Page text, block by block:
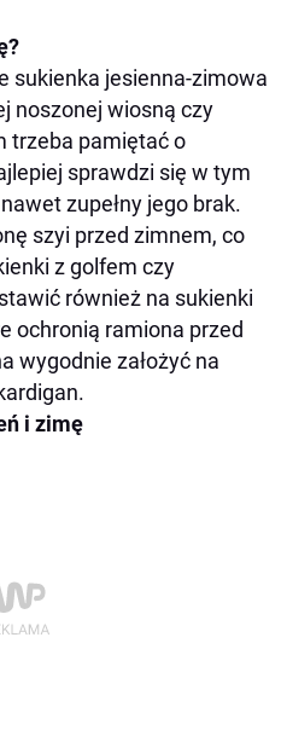
sukienka jesienna-zimowa
noszonej wiosną czy
trzeba pamiętać o
sprawdzi się w tym
zupełny jego brak.
szyi przed zimnem, co
z golfem czy
również na sukienki
ochronią ramiona przed
wygodnie założyć na
i zimę